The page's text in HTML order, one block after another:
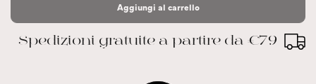
Aggiungi al carrello
Spedizioni gratuite a partire da €79